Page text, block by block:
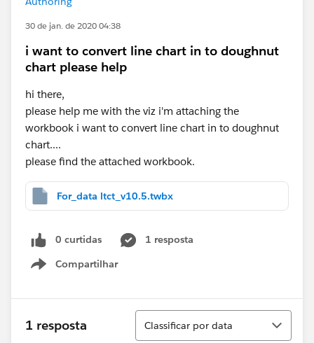
30 de jan. de 2020 04:38
i want to convert line chart in to doughnut
chart please help
hi there,
please help me with the viz i'm attaching the
workbook i want to convert line chart in to doughnut
chart....
please find the attached workbook.
For_data ltct_v10.5.twbx
0 curtidas
1 resposta
Compartilhar
Show menu
1 resposta
Classificar
Classificar por data